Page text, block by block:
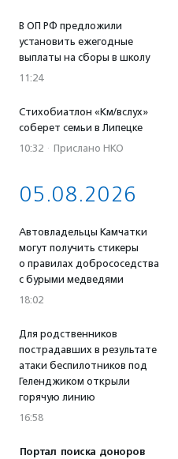
В ОП РФ предложили
установить ежегодные
выплаты на сборы в школу
11:24
Стихобиатлон «Км/вслух»
соберет семьи в Липецке
10:32 · Прислано НКО
05.08.2026
Автовладельцы Камчатки
могут получить стикеры
о правилах добрососедства
с бурыми медведями
18:02
Для родственников
пострадавших в результате
атаки беспилотников под
Геленджиком открыли
горячую линию
16:58
Портал поиска доноров